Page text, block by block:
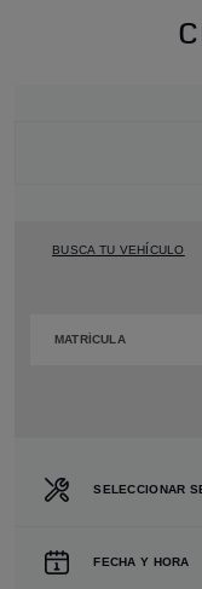
Apellido*
Teléfono
BUSCA TU VEHÍCULO
SELECCIONAR
FECHA Y HORA